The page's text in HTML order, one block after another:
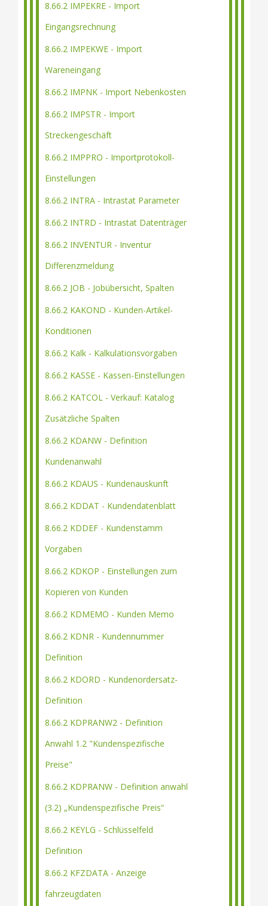
8.66.2 IMPEKRE - Import
Eingangsrechnung
8.66.2 IMPEKWE - Import
Wareneingang
8.66.2 IMPNK - Import Nebenkosten
8.66.2 IMPSTR - Import
Streckengeschäft
8.66.2 IMPPRO - Importprotokoll-
Einstellungen
8.66.2 INTRA - Intrastat Parameter
8.66.2 INTRD - Intrastat Datenträger
8.66.2 INVENTUR - Inventur
Differenzmeldung
8.66.2 JOB - Jobübersicht, Spalten
8.66.2 KAKOND - Kunden-Artikel-
Konditionen
8.66.2 Kalk - Kalkulationsvorgaben
8.66.2 KASSE - Kassen-Einstellungen
8.66.2 KATCOL - Verkauf: Katalog
Zusätzliche Spalten
8.66.2 KDANW - Definition
Kundenanwahl
8.66.2 KDAUS - Kundenauskunft
8.66.2 KDDAT - Kundendatenblatt
8.66.2 KDDEF - Kundenstamm
Vorgaben
8.66.2 KDKOP - Einstellungen zum
Kopieren von Kunden
8.66.2 KDMEMO - Kunden Memo
8.66.2 KDNR - Kundennummer
Definition
8.66.2 KDORD - Kundenordersatz-
Definition
8.66.2 KDPRANW2 - Definition
Anwahl 1.2 "Kundenspezifische
Preise"
8.66.2 KDPRANW - Definition anwahl
(3.2) „Kundenspezifische Preis“
8.66.2 KEYLG - Schlüsselfeld
Definition
8.66.2 KFZDATA - Anzeige
fahrzeugdaten